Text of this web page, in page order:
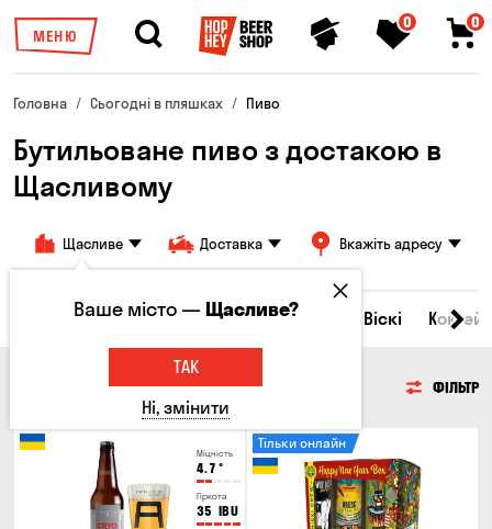
МЕНЮ
0 0
Головна Сьогодні в пляшках Пиво
Бутильоване пиво з достакою в
Щасливому
Щасливе Доставка Вкажіть адресу
Всі товари Пиво Сидр Віскі
ФІЛЬТР
Міцність
4.7 °
Гіркота
35 IBU
Тільки онлайн
Ваше місто —Щасливе?
ТАК
Ні, змінити